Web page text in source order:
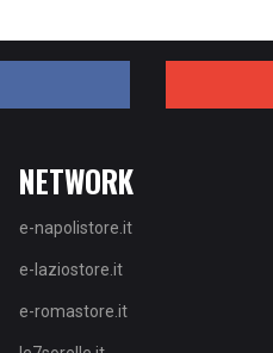
NETWORK
e-napolistore.it
e-laziostore.it
e-romastore.it